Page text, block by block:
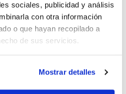
sociales, publicidad y análisis
con otra información
o que hayan recopilado a
de sus servicios.
Mostrar detalles